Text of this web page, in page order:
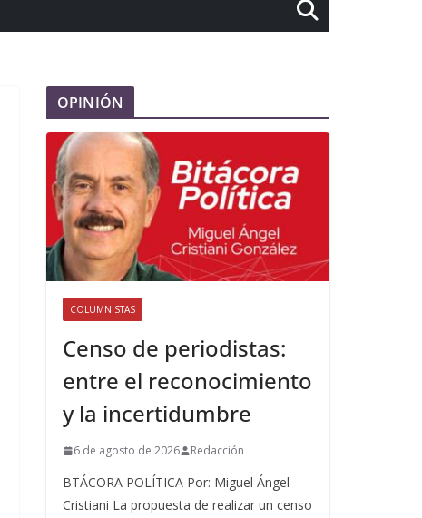
OPINIÓN
COLUMNISTAS
Censo de periodistas:
entre el reconocimiento
y la incertidumbre
6 de agosto de 2026 Redacción
BTÁCORA POLÍTICA Por: Miguel Ángel
Cristiani La propuesta de realizar un censo